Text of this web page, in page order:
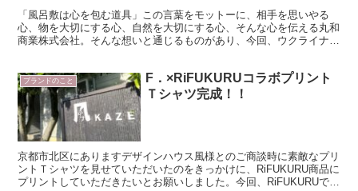
「風呂敷は心を包む道具」この言葉をモットーに、相手を思いやる
心、物を大切にする心、自然を大切にする心、そんな心を伝える丸和
商業株式会社。そんな想いと通じるものがあり、今回、ウクライナの
ブランドのこと
F．×RiFUKURUコラボプリント
Ｔシャツ完成！！
京都市北区にありますデザインハウス風様とのご商談時に素敵なプリ
ントＴシャツを見せていただいたのをきっかけに、RiFUKURU商品に
プリントしていただきたいとお願いしました。今回、RiFUKURUで販